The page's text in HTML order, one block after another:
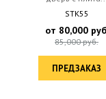
STK55
от 80,000
85,000руб.
ПРЕДЗАКАЗ